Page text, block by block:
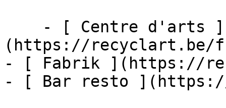
(https://recyclart.be/
- [ Fabrik ](https://
- [ Bar resto